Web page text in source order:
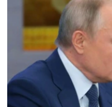
КУЛЬТУРА
СПОРТ
АРХИВ
Հայերեն